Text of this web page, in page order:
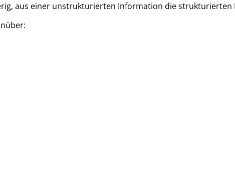
aus einer unstrukturierten Information die